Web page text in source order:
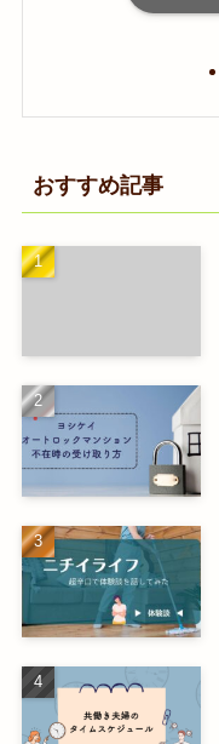
おすすめ記事